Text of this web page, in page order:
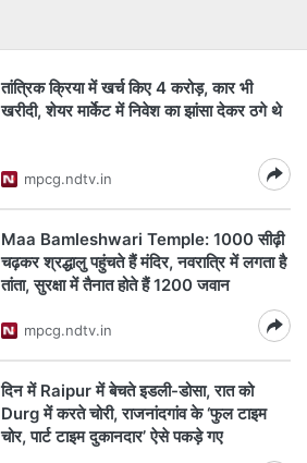
तांत्रिक क्रिया में खर्च किए 4 करोड़, कार भी
खरीदी, शेयर मार्केट में निवेश का झांसा देकर ठगे थे
mpcg.ndtv.in
Maa Bamleshwari Temple: 1000 सीढ़ी
चढ़कर श्रद्धालु पहुंचते हैं मंदिर, नवरात्रि में लगता है
तांता, सुरक्षा में तैनात होते हैं 1200 जवान
mpcg.ndtv.in
दिन में Raipur में बेचते इडली-डोसा, रात को
Durg में करते चोरी, राजनांदगांव के ‘फुल टाइम
चोर, पार्ट टाइम दुकानदार’ ऐसे पकड़े गए